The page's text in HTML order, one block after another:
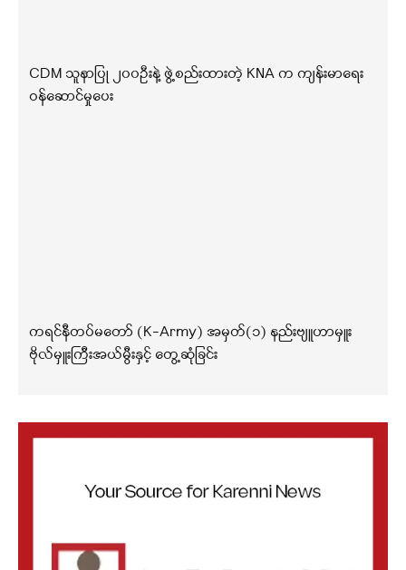
CDM သူနာပြု ၂၀၀ဦးနဲ့ ဖွဲ့စည်းထားတဲ့ KNA က ကျန်းမာရေး
ဝန်ဆောင်မှုပေး
ကရင်နီတပ်မတော် (K-Army) အမှတ်(၁) နည်းဗျူဟာမှူး
ဗိုလ်မှူးကြီးအယ်မွီးနှင့် တွေ့ဆုံခြင်း